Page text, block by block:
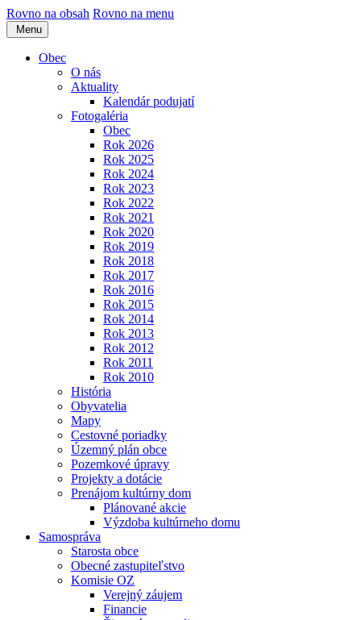
Rovno na obsah Rovno na menu
Menu
Obec
O nás
Aktuality
Kalendár podujatí
Fotogaléria
Obec
Rok 2026
Rok 2025
Rok 2024
Rok 2023
Rok 2022
Rok 2021
Rok 2020
Rok 2019
Rok 2018
Rok 2017
Rok 2016
Rok 2015
Rok 2014
Rok 2013
Rok 2012
Rok 2011
Rok 2010
História
Obyvatelia
Mapy
Cestovné poriadky
Územný plán obce
Pozemkové úpravy
Projekty a dotácie
Prenájom kultúrny dom
Plánované akcie
Výzdoba kultúrneho domu
Samospráva
Starosta obce
Obecné zastupiteľstvo
Komisie OZ
Verejný záujem
Financie